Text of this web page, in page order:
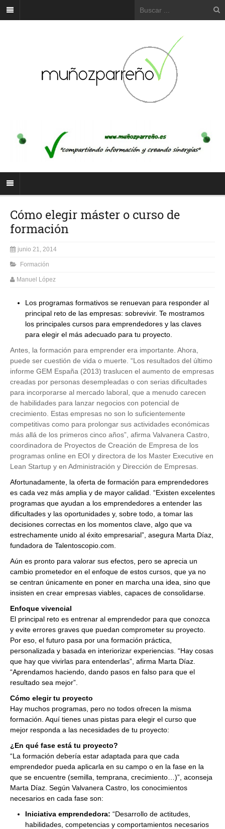
Cómo elegir máster o curso de
formación
junio 21, 2014
Formación
Manuel López
Los programas formativos se renuevan para responder al
principal reto de las empresas: sobrevivir. Te mostramos
los principales cursos para emprendedores y las claves
para elegir el más adecuado para tu proyecto.
Antes, la formación para emprender era importante. Ahora,
puede ser cuestión de vida o muerte. “Los resultados del último
informe GEM España (2013) traslucen el aumento de empresas
creadas por personas desempleadas o con serias dificultades
para incorporarse al mercado laboral, que a menudo carecen
de habilidades para lanzar negocios con potencial de
crecimiento. Estas empresas no son lo suficientemente
competitivas como para prolongar sus actividades económicas
más allá de los primeros cinco años”, afirma Valvanera Castro,
coordinadora de Proyectos de Creación de Empresa de los
programas online en EOI y directora de los Master Executive en
Lean Startup y en Administración y Dirección de Empresas.
Afortunadamente, la oferta de formación para emprendedores
es cada vez más amplia y de mayor calidad. “Existen excelentes
programas que ayudan a los emprendedores a entender las
dificultades y las oportunidades y, sobre todo, a tomar las
decisiones correctas en los momentos clave, algo que va
estrechamente unido al éxito empresarial”, asegura Marta Díaz,
fundadora de Talentoscopio.com.
Aún es pronto para valorar sus efectos, pero se aprecia un
cambio prometedor en el enfoque de estos cursos, que ya no
se centran únicamente en poner en marcha una idea, sino que
insisten en crear empresas viables, capaces de consolidarse.
Enfoque vivencial
El principal reto es entrenar al emprendedor para que conozca
y evite errores graves que puedan comprometer su proyecto.
Por eso, el futuro pasa por una formación práctica,
personalizada y basada en interiorizar experiencias. “Hay cosas
que hay que vivirlas para entenderlas”, afirma Marta Díaz.
“Aprendamos haciendo, dando pasos en falso para que el
resultado sea mejor”.
Cómo elegir tu proyecto
Hay muchos programas, pero no todos ofrecen la misma
formación. Aquí tienes unas pistas para elegir el curso que
mejor responda a las necesidades de tu proyecto:
¿En qué fase está tu proyecto?
“La formación debería estar adaptada para que cada
emprendedor pueda aplicarla en su campo o en la fase en la
que se encuentre (semilla, temprana, crecimiento…)”, aconseja
Marta Díaz. Según Valvanera Castro, los conocimientos
necesarios en cada fase son:
Iniciativa emprendedora: “Desarrollo de actitudes,
habilidades, competencias y comportamientos necesarios